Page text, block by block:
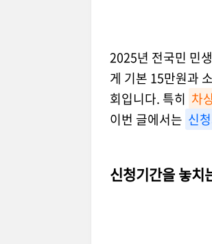
2025년 전국민 민
게 기본 15만원과
회입니다. 특히 차
이번 글에서는 신
신청기간을 놓치